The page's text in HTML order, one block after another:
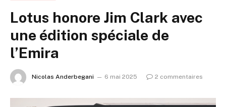
Lotus honore Jim Clark avec
une édition spéciale de
l’Emira
Nicolas Anderbegani 6 mai 2025 2 commentaires